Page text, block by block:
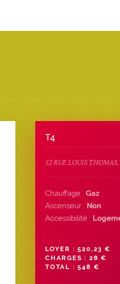
T4
52 RUE LOUIS
Chauffage : Gaz
Ascenseur : Non
Accessibilité :
LOYER : 520,23 €
CHARGES : 28 €
TOTAL : 548 €